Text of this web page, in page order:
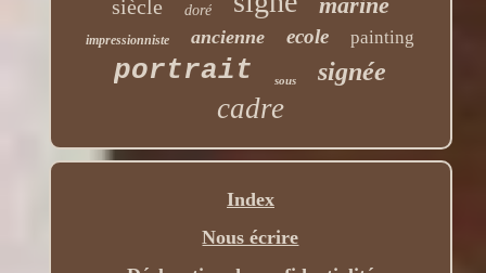
siècle doré
impressionniste ancienne ecole painting
portrait sous signée
cadre
Index
Nous écrire